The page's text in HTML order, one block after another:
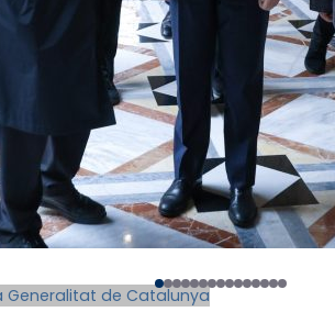
Generalitat de Catalunya